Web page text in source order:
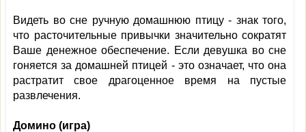
Видеть во сне ручную домашнюю птицу - знак того,
что расточительные привычки значительно сократят
Ваше денежное обеспечение. Если девушка во сне
гоняется за домашней птицей - это означает, что она
растратит свое драгоценное время на пустые
развлечения.
Домино (игра)